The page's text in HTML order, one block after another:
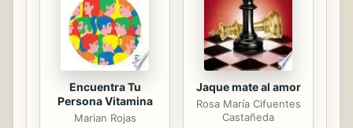
Encuentra Tu
Persona Vitamina
Marian Rojas
Jaque mate al amor
Rosa María Cifuentes
Castañeda